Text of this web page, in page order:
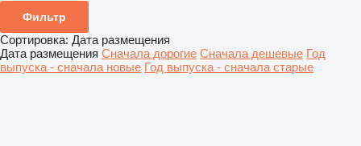
Фильтр
Сортировка: Дата размещения
Дата размещения Сначала дорогие Сначала дешевые Год
выпуска - сначала новые Год выпуска - сначала старые